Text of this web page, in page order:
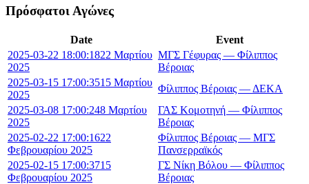
Πρόσφατοι Αγώνες
Date
Event
2025-03-22 18:00:1822 Μαρτίου
2025
ΜΓΣ Γέφυρας — Φίλιππος
Βέροιας
2025-03-15 17:00:3515 Μαρτίου
2025
Φίλιππος Βέροιας — ΔΕΚΑ
2025-03-08 17:00:248 Μαρτίου
2025
ΓΑΣ Κομοτηνή — Φίλιππος
Βέροιας
2025-02-22 17:00:1622
Φεβρουαρίου 2025
Φίλιππος Βέροιας — ΜΓΣ
Πανσερραϊκός
2025-02-15 17:00:3715
Φεβρουαρίου 2025
ΓΣ Νίκη Βόλου — Φίλιππος
Βέροιας